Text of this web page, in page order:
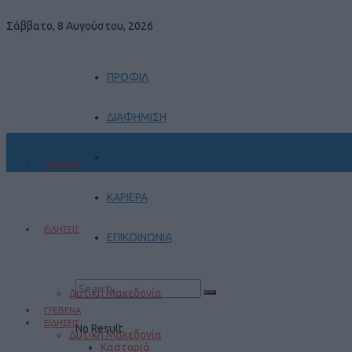
Σάββατο, 8 Αυγούστου, 2026
ΠΡΟΦΙΛ
ΔΙΑΦΗΜΙΣΗ
ΚΑΡΙΕΡΑ
ΕΠΙΚΟΙΝΩΝΙΑ
No Result
ΓΡΕΒΕΝΑ
ΕΙΔΗΣΕΙΣ
Δυτική Μακεδονία
ΓΡΕΒΕΝΑ
ΕΙΔΗΣΕΙΣ
Δυτική Μακεδονία
Καστοριά